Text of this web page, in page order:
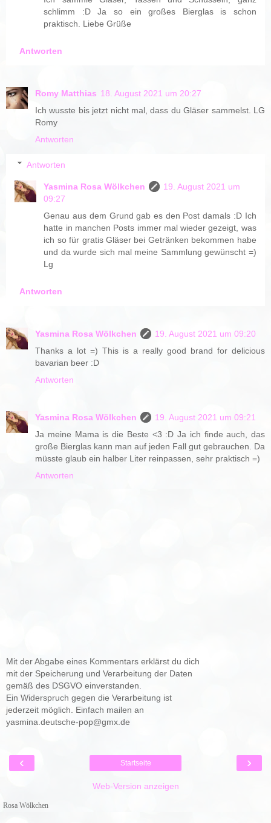
schlimm :D Ja so ein großes Bierglas is schon
praktisch. Liebe Grüße
Antworten
Romy Matthias 18. August 2021 um 20:27
Ich wusste bis jetzt nicht mal, dass du Gläser sammelst. LG
Romy
Antworten
Antworten
Yasmina Rosa Wölkchen
19. August 2021 um
09:27
Genau aus dem Grund gab es den Post damals :D Ich
hatte in manchen Posts immer mal wieder gezeigt, was
ich so für gratis Gläser bei Getränken bekommen habe
und da wurde sich mal meine Sammlung gewünscht =)
Lg
Antworten
Yasmina Rosa Wölkchen
19. August 2021 um 09:20
Thanks a lot =) This is a really good brand for delicious
bavarian beer :D
Antworten
Yasmina Rosa Wölkchen
19. August 2021 um 09:21
Ja meine Mama is die Beste <3 :D Ja ich finde auch, das
große Bierglas kann man auf jeden Fall gut gebrauchen. Da
müsste glaub ein halber Liter reinpassen, sehr praktisch =)
Antworten
Mit der Abgabe eines Kommentars erklärst du dich
mit der Speicherung und Verarbeitung der Daten
gemäß des DSGVO einverstanden.
Ein Widerspruch gegen die Verarbeitung ist
jederzeit möglich. Einfach mailen an
yasmina.deutsche-pop@gmx.de
‹ ›
Startseite
Web-Version anzeigen
Rosa Wölkchen